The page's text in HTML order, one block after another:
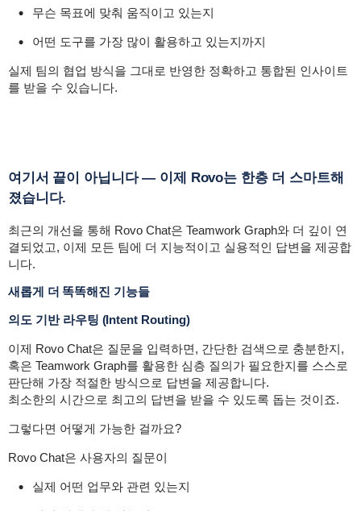
무슨 목표에 맞춰 움직이고 있는지
어떤 도구를 가장 많이 활용하고 있는지까지
실제 팀의 협업 방식을 그대로 반영한 정확하고 통합된 인사이트
를 받을 수 있습니다.
여기서 끝이 아닙니다 — 이제 Rovo는 한층 더 스마트해
졌습니다.
최근의 개선을 통해 Rovo Chat은 Teamwork Graph와 더 깊이 연
결되었고, 이제 모든 팀에 더 지능적이고 실용적인 답변을 제공합
니다.
새롭게 더 똑똑해진 기능들
의도 기반 라우팅 (Intent Routing)
이제 Rovo Chat은 질문을 입력하면, 간단한 검색으로 충분한지,
혹은 Teamwork Graph를 활용한 심층 질의가 필요한지를 스스로
판단해 가장 적절한 방식으로 답변을 제공합니다.
최소한의 시간으로 최고의 답변을 받을 수 있도록 돕는 것이죠.
그렇다면 어떻게 가능한 걸까요?
Rovo Chat은 사용자의 질문이
실제 어떤 업무와 관련 있는지